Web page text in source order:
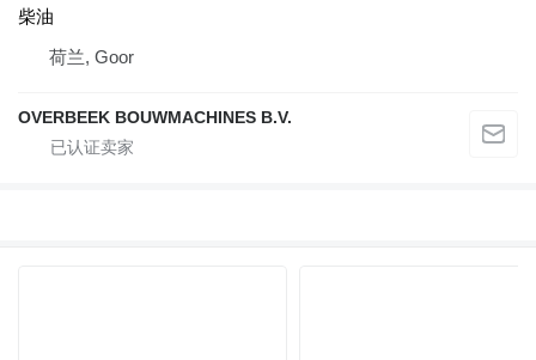
柴油
荷兰, Goor
OVERBEEK BOUWMACHINES B.V.